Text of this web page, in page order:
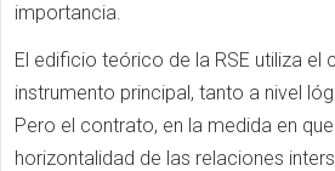
importancia.
El edificio teórico de la RSE utiliza
instrumento principal, tanto a nivel
Pero el contrato, en la medida en
horizontalidad de las relaciones